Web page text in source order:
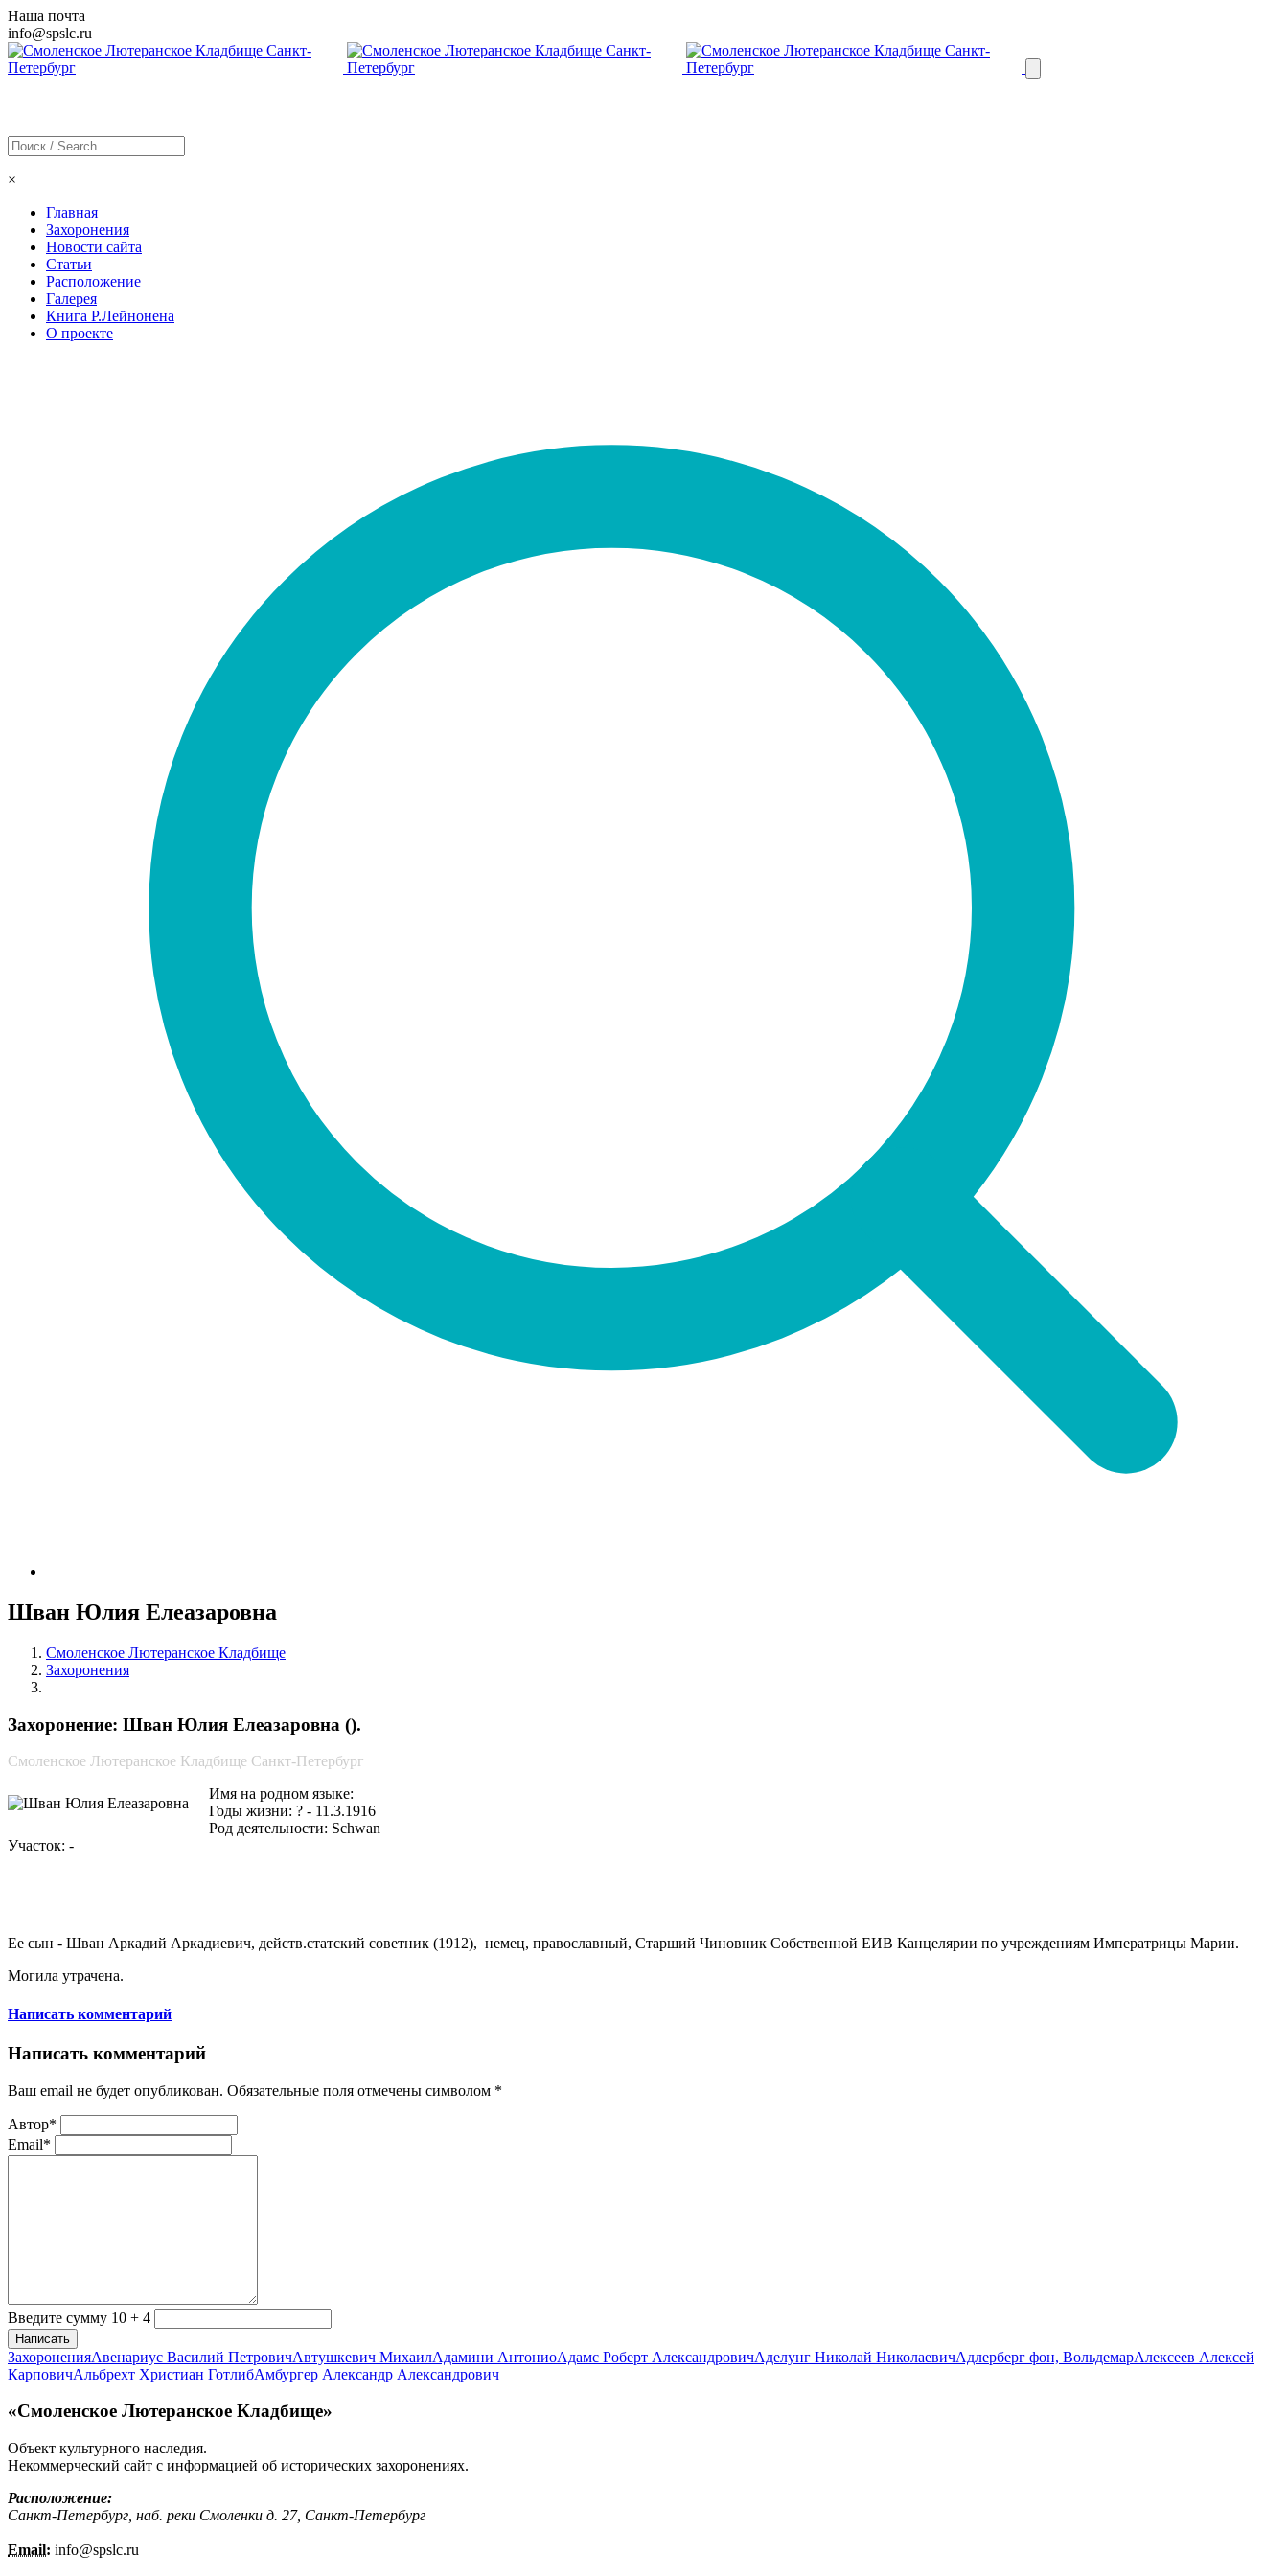
Наша почта
info@spslc.ru
×
Главная
Захоронения
Новости сайта
Статьи
Расположение
Галерея
Книга Р.Лейнонена
О проекте
Шван Юлия Елеазаровна
Смоленское Лютеранское Кладбище
Захоронения
Захоронение: Шван Юлия Елеазаровна ().
Смоленское Лютеранское Кладбище Санкт-Петербург
Имя на родном языке:
Годы жизни: ? - 11.3.1916
Род деятельности: Schwan
Участок: -
Ее сын - Шван Аркадий Аркадиевич, действ.статский советник (1912), немец, православный, Старший Чиновник Собственной ЕИВ Канцелярии по учреждениям Императрицы Марии.
Могила утрачена.
Написать комментарий
Написать комментарий
Ваш email не будет опубликован. Обязательные поля отмечены символом *
Автор*
Email*
Введите сумму 10 + 4
Написать
ЗахороненияАвенариус Василий ПетровичАвтушкевич МихаилАдамини АнтониоАдамс Роберт АлександровичАделунг Николай НиколаевичАдлерберг фон, ВольдемарАлексеев Алексей
КарповичАльбрехт Христиан ГотлибАмбургер Александр Александрович
«Смоленское Лютеранское Кладбище»
Объект культурного наследия.
Некоммерческий сайт с информацией об исторических захоронениях.
Расположение:
Санкт-Петербург, наб. реки Смоленки д. 27, Санкт-Петербург
Email: info@spslc.ru